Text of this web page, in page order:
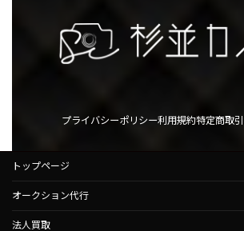
プライバシーポリシー利用規約特定商取
トップページ
オークション代行
法人買取